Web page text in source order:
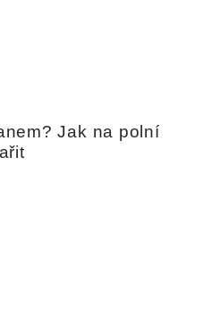
Jak na polní